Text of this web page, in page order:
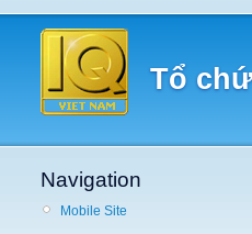
Tổ
Navigation
Mobile Site